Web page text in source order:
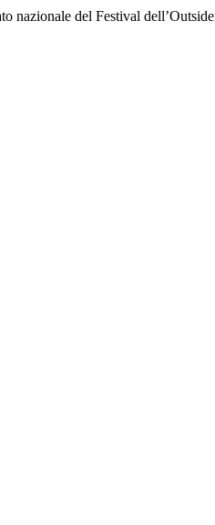
nazionale del Festival